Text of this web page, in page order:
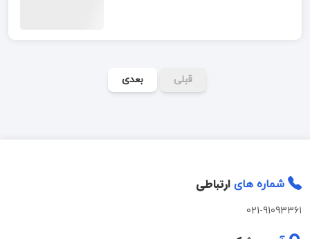
قبلی بعدی
شماره های ارتباطی
021-91093361